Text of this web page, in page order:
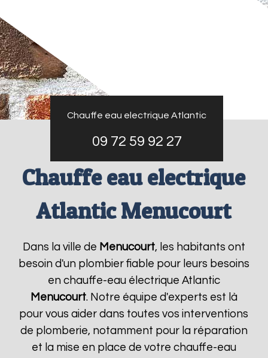
Chauffe eau electrique Atlantic
09 72 59 92 27
Chauffe eau electrique
Atlantic Menucourt
Dans la ville de Menucourt, les habitants ont
besoin d'un plombier fiable pour leurs besoins
en chauffe-eau électrique Atlantic
Menucourt. Notre équipe d'experts est là
pour vous aider dans toutes vos interventions
de plomberie, notamment pour la réparation
et la mise en place de votre chauffe-eau